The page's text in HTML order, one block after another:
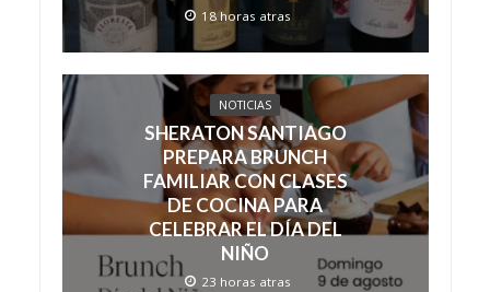
18 horas atras
NOTICIAS
SHERATON SANTIAGO
PREPARA BRUNCH
FAMILIAR CON CLASES
DE COCINA PARA
CELEBRAR EL DÍA DEL
NIÑO
23 horas atras